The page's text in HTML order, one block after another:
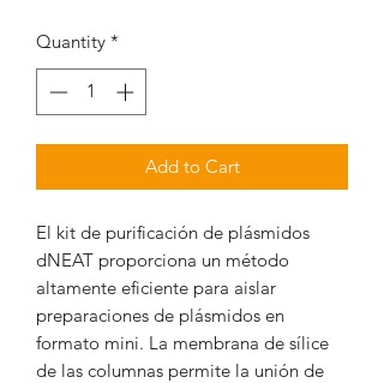
Quantity *
Add to Cart
El kit de purificación de plásmidos
dNEAT proporciona un método
altamente eficiente para aislar
preparaciones de plásmidos en
formato mini. La membrana de sílice
de las columnas permite la unión de